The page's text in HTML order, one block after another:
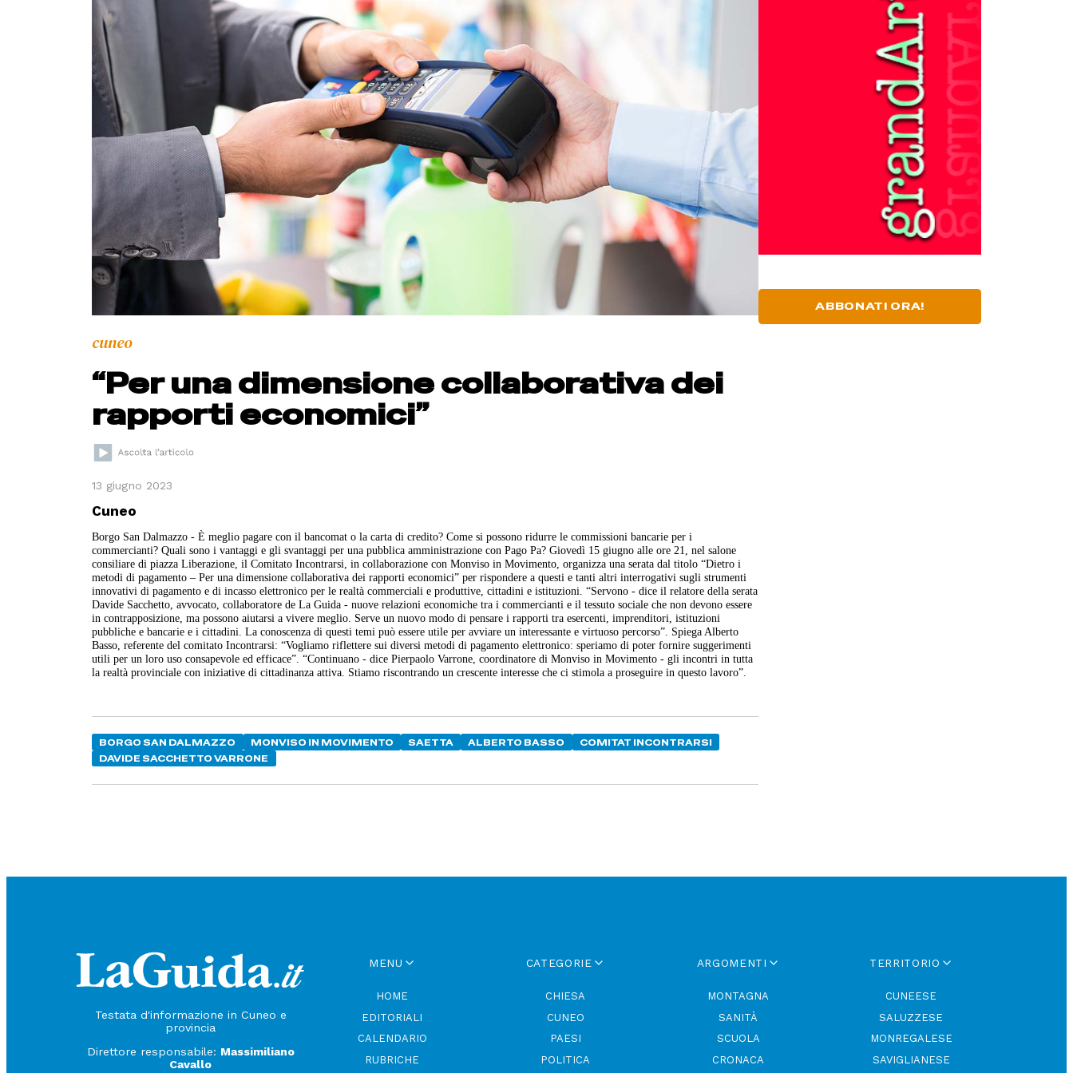
cuneo
“Per una dimensione collaborativa dei
rapporti economici”
13 giugno 2023
Cuneo
Borgo San Dalmazzo - È meglio pagare con il bancomat o la carta di credito? Come si possono ridurre le commissioni bancarie per i
commercianti? Quali sono i vantaggi e gli svantaggi per una pubblica amministrazione con Pago Pa? Giovedì 15 giugno alle ore 21, nel salone
consiliare di piazza Liberazione, il Comitato Incontrarsi, in collaborazione con Monviso in Movimento, organizza una serata dal titolo “Dietro i
metodi di pagamento – Per una dimensione collaborativa dei rapporti economici” per rispondere a questi e tanti altri interrogativi sugli strumenti
innovativi di pagamento e di incasso elettronico per le realtà commerciali e produttive, cittadini e istituzioni. “Servono - dice il relatore della serata
Davide Sacchetto, avvocato, collaboratore de La Guida - nuove relazioni economiche tra i commercianti e il tessuto sociale che non devono essere
in contrapposizione, ma possono aiutarsi a vivere meglio. Serve un nuovo modo di pensare i rapporti tra esercenti, imprenditori, istituzioni
pubbliche e bancarie e i cittadini. La conoscenza di questi temi può essere utile per avviare un interessante e virtuoso percorso”. Spiega Alberto
Basso, referente del comitato Incontrarsi: “Vogliamo riflettere sui diversi metodi di pagamento elettronico: speriamo di poter fornire suggerimenti
utili per un loro uso consapevole ed efficace”. “Continuano - dice Pierpaolo Varrone, coordinatore di Monviso in Movimento - gli incontri in tutta
la realtà provinciale con iniziative di cittadinanza attiva. Stiamo riscontrando un crescente interesse che ci stimola a proseguire in questo lavoro”.
BORGO SAN DALMAZZO MONVISO IN MOVIMENTO SAETTA ALBERTO BASSO
COMITAT INCONTRARSI
DAVIDE SACCHETTO VARRONE
ABBONATI ORA!
Testata d'informazione in Cuneo e
provincia
Direttore responsabile: Massimiliano
Cavallo
MENU
HOME
EDITORIALI
CALENDARIO
RUBRICHE
CATEGORIE
CHIESA
CUNEO
PAESI
POLITICA
ARGOMENTI
MONTAGNA
SANITÀ
SCUOLA
CRONACA
TERRITORIO
CUNEESE
SALUZZESE
MONREGALESE
SAVIGLIANESE